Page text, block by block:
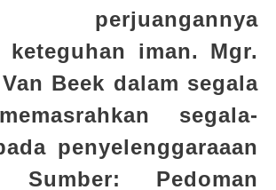
perjuangannya
keteguhan iman. Mgr.
Beek dalam segala
segala-
penyelenggaraaan
Sumber: Pedoman